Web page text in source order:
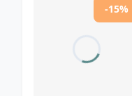
-15%